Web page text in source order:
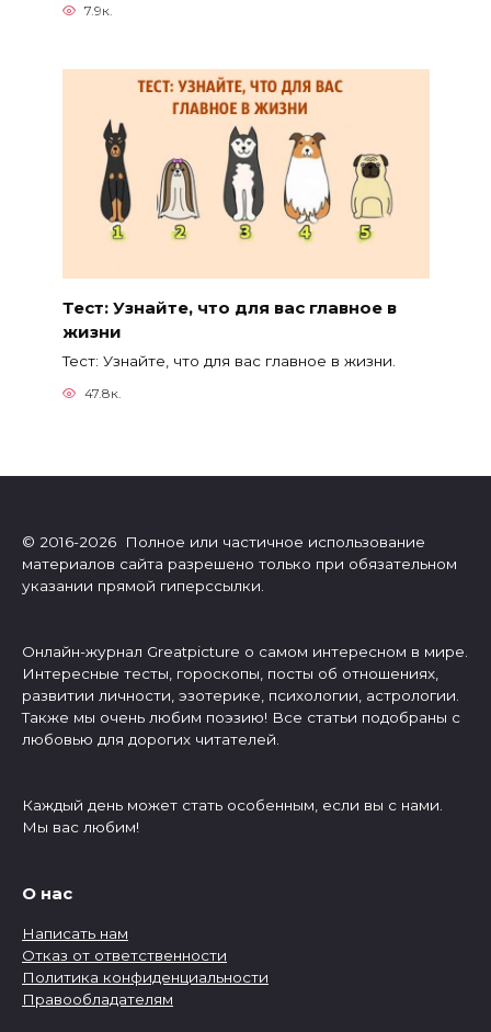
7.9к.
Тест: Узнайте, что для вас главное в
жизни
Тест: Узнайте, что для вас главное в жизни.
47.8к.
© 2016-2026 Полное или частичное использование
материалов сайта разрешено только при обязательном
указании прямой гиперссылки.
Онлайн-журнал Greatpicture о самом интересном в мире.
Интересные тесты, гороскопы, посты об отношениях,
развитии личности, эзотерике, психологии, астрологии.
Также мы очень любим поэзию! Все статьи подобраны с
любовью для дорогих читателей.
Каждый день может стать особенным, если вы с нами.
Мы вас любим!
О нас
Написать нам
Отказ от ответственности
Политика конфиденциальности
Правообладателям